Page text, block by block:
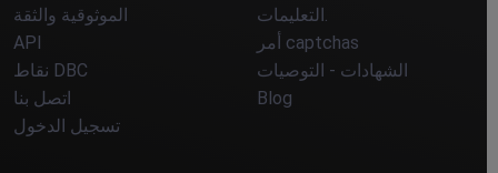
الموثوقية والثقة
التعليمات.
API
أمر captchas
نقاط DBC
الشهادات - التوصيات
اتصل بنا
Blog
تسجيل الدخول